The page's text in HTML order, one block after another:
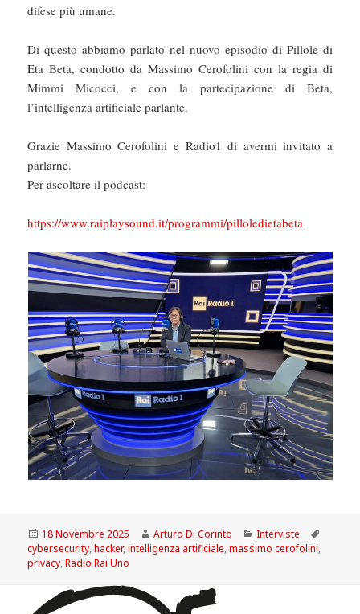
difese più umane.
Di questo abbiamo parlato nel nuovo episodio di Pillole di
Eta Beta, condotto da Massimo Cerofolini con la regia di
Mimmi Micocci, e con la partecipazione di Beta,
l’intelligenza artificiale parlante.
Grazie Massimo Cerofolini e Radio1 di avermi invitato a
parlarne.
Per ascoltare il podcast:
https://www.raiplaysound.it/programmi/pilloledietabeta
Scritto
il
18 Novembre 2025 Autore
Arturo Di Corinto Categorie
Interviste
cybersecurity,hacker,intelligenza artificiale,massimo cerofolini,
privacy,Radio Rai Uno